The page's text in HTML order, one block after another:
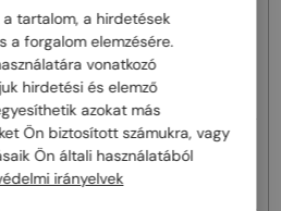
Persol —
Napszemüvegek
PO3366S - 96/GJ - 58 -
TRANSITIONS LENCSÉKKEL
tartalom, a hirdetések
a forgalom elemzésére.
vonatkozó
hirdetési és elemző
azokat más
Ön biztosított számukra, vagy
Ön általi használatából
irányelvek